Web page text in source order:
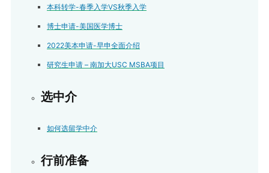
本科转学-春季入学VS秋季入学
博士申请-美国医学博士
2022美本申请-早申全面介绍
研究生申请 – 南加大USC MSBA项目
选中介
如何选留学中介
行前准备